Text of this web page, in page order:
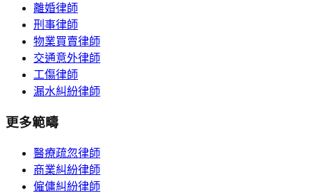
離婚律師
刑事律師
物業買賣律師
交通意外律師
工傷律師
漏水糾紛律師
更多範疇
醫療疏忽律師
商業糾紛律師
僱傭糾紛律師